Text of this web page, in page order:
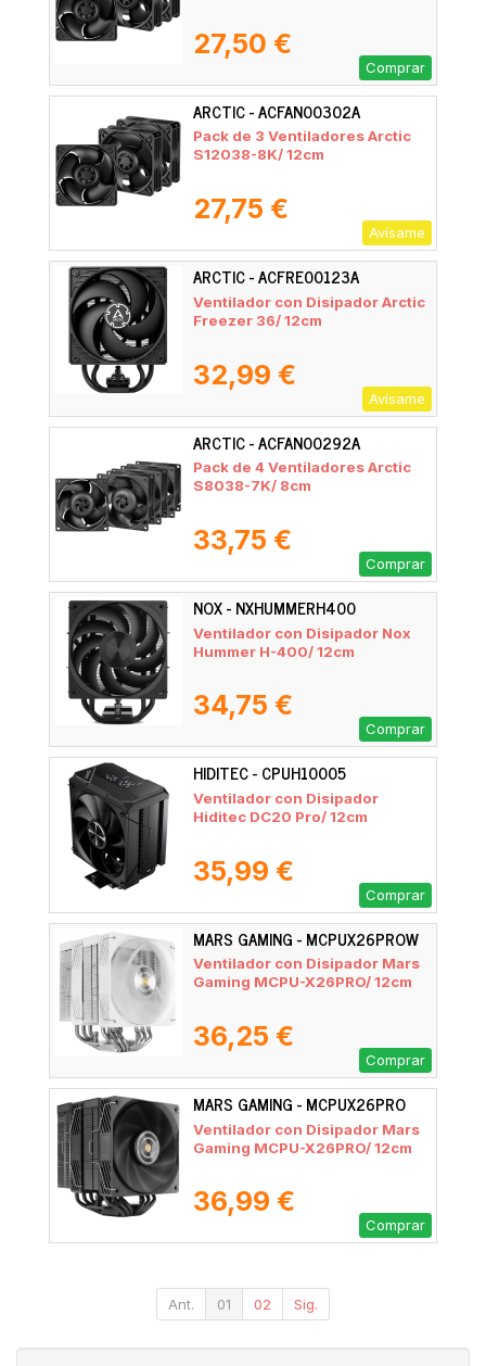
27,50 €
Comprar
ARCTIC - ACFAN00302A
Pack de 3 Ventiladores Arctic
S12038-8K/ 12cm
27,75 €
Avísame
ARCTIC - ACFRE00123A
Ventilador con Disipador Arctic
Freezer 36/ 12cm
32,99 €
Avísame
ARCTIC - ACFAN00292A
Pack de 4 Ventiladores Arctic
S8038-7K/ 8cm
33,75 €
Comprar
NOX - NXHUMMERH400
Ventilador con Disipador Nox
Hummer H-400/ 12cm
34,75 €
Comprar
HIDITEC - CPUH10005
Ventilador con Disipador
Hiditec DC20 Pro/ 12cm
35,99 €
Comprar
MARS GAMING - MCPUX26PROW
Ventilador con Disipador Mars
Gaming MCPU-X26PRO/ 12cm
36,25 €
Comprar
MARS GAMING - MCPUX26PRO
Ventilador con Disipador Mars
Gaming MCPU-X26PRO/ 12cm
36,99 €
Comprar
Ant. 01 02 Sig.